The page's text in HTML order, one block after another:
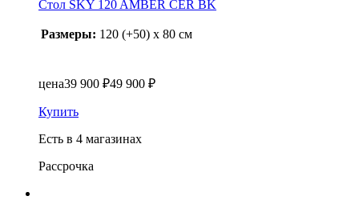
Стол SKY 120 AMBER CER BK
Размеры: 120 (+50) x 80 см
цена39 900 ₽49 900 ₽
Купить
Есть в 4 магазинах
Рассрочка